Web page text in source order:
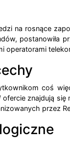
na rosnące
postanowiła
operatorami
coś
ofercie znajdują
przez